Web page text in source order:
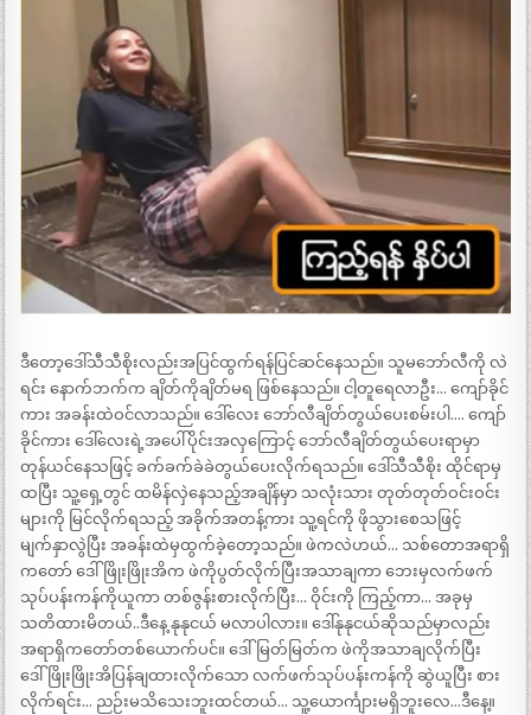
ဒီတော့ဒေါ်သီသီစိုးလည်းအပြင်ထွက်ရန်ပြင်ဆင်နေသည်။ သူမဘော်လီကို လဲ
ရင်း နောက်ဘက်က ချိတ်ကိုချိတ်မရ ဖြစ်နေသည်။ ငါ့တူရေလာဦး… ကျော်ခိုင်
ကား အခန်းထဲဝင်လာသည်။ ဒေါ်လေး ဘော်လီချိတ်တွယ်ပေးစမ်းပါ…. ကျော်
ခိုင်ကား ဒေါ်လေးရဲ့အပေါ်ပိုင်းအလှကြောင့် ဘော်လီချိတ်တွယ်ပေးရာမှာ
တုန်ယင်နေသဖြင့် ခက်ခက်ခဲခဲတွယ်ပေးလိုက်ရသည်။ ဒေါ်သီသီစိုး ထိုင်ရာမှ
ထပြီး သူ့ရှေ့တွင် ထမိန်လှဲနေသည့်အချိန်မှာ သလုံးသား တုတ်တုတ်ဝင်းဝင်း
များကို မြင်လိုက်ရသည့် အခိုက်အတန့်ကား သူ့ရင်ကို ဖိုသွားစေသဖြင့်
မျက်နှာလွဲပြီး အခန်းထဲမှထွက်ခဲ့တော့သည်။ ဖဲကလဲဟယ်… သစ်တောအရာရှိ
ကတော် ဒေါ်ဖြိုးဖြိုးအိက ဖဲကိုပွတ်လိုက်ပြီးအသာချကာ ဘေးမှလက်ဖက်
သုပ်ပန်းကန်ကိုယူကာ တစ်ဇွန်းစားလိုက်ပြီး… ဝိုင်းကို ကြည့်ကာ… အခုမှ
သတိထားမိတယ်..ဒီနေ့ နုနုငယ် မလာပါလား။ ဒေါ်နုနုငယ်ဆိုသည်မှာလည်း
အရာရှိကတော်တစ်ယောက်ပင်။ ဒေါ်မြတ်မြတ်က ဖဲကိုအသာချလိုက်ပြီး
ဒေါ်ဖြိုးဖြိုးအိပြန်ချထားလိုက်သော လက်ဖက်သုပ်ပန်းကန်ကို ဆွဲယူပြီး စား
လိုက်ရင်း… ညဉ်းမသိသေးဘူးထင်တယ်… သူ့ယောင်္ကျားမရှိဘူးလေ…ဒီနေ့။